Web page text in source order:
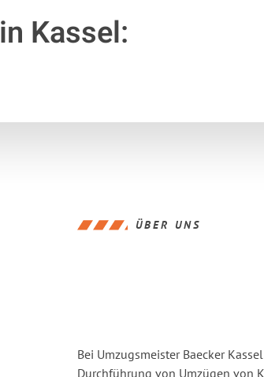
in Kassel:
ÜBER UNS
Bei Umzugsmeister Baecker
Durchführung von Umzügen von